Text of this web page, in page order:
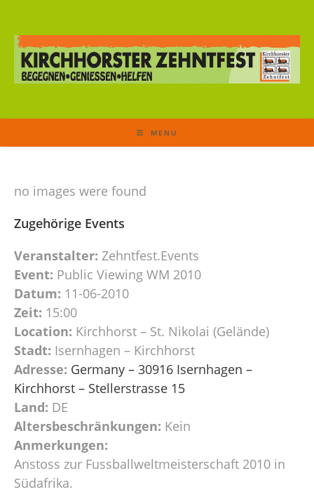
MENU
no images were found
Zugehörige Events
Veranstalter: Zehntfest.Events
Event: Public Viewing WM 2010
Datum: 11-06-2010
Zeit: 15:00
Location: Kirchhorst – St. Nikolai (Gelände)
Stadt: Isernhagen – Kirchhorst
Adresse: Germany – 30916 Isernhagen –
Kirchhorst – Stellerstrasse 15
Land: DE
Altersbeschränkungen: Kein
Anmerkungen:
Anstoss zur Fussballweltmeisterschaft 2010 in
Südafrika.